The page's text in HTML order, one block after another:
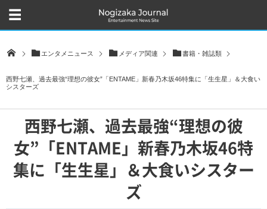
エンタメニュース メディア関連 書籍・雑誌類
西野七瀬、過去最強“理想の彼女”「ENTAME」新春乃木坂46特集に「生生星」＆大食い
シスターズ
西野七瀬、過去最強“理想の彼
女”「ENTAME」新春乃木坂46特
集に「生生星」＆大食いシスター
ズ